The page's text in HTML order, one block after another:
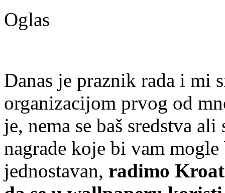
Oglas
Danas je praznik rada i mi
organizacijom prvog od
je, nema se baš sredstva
nagrade koje bi vam
jednostavan, radimo